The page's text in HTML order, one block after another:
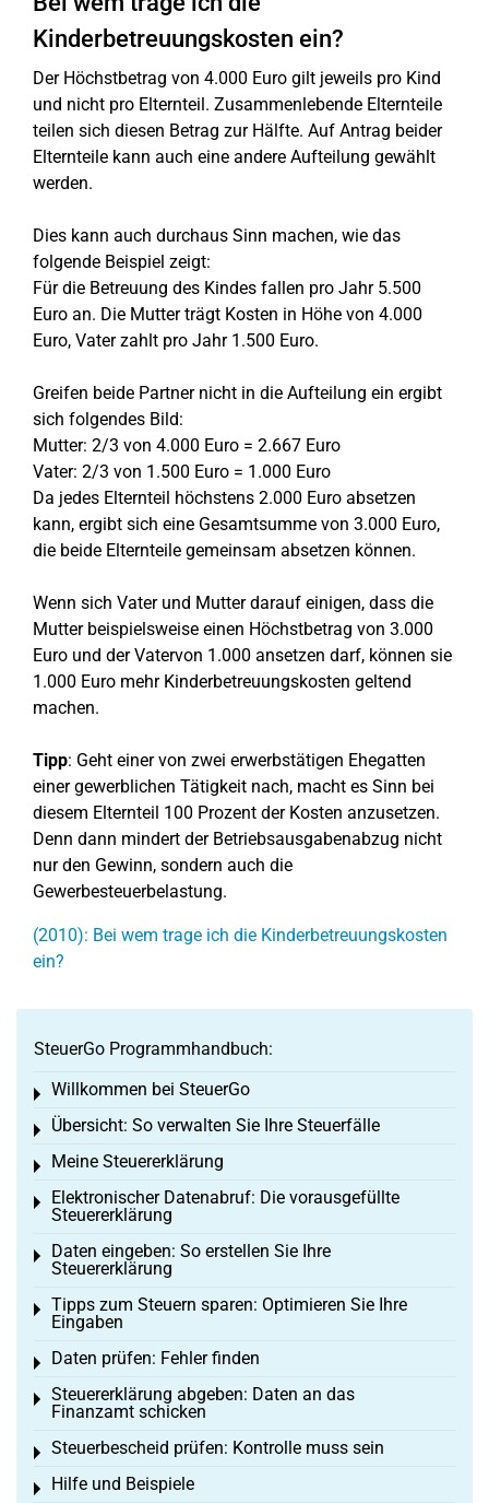
Kinderbetreuungskosten ein?
Der Höchstbetrag von 4.000 Euro gilt jeweils pro Kind
und nicht pro Elternteil. Zusammenlebende Elternteile
teilen sich diesen Betrag zur Hälfte. Auf Antrag beider
Elternteile kann auch eine andere Aufteilung gewählt
werden.
Dies kann auch durchaus Sinn machen, wie das
folgende Beispiel zeigt:
Für die Betreuung des Kindes fallen pro Jahr 5.500
Euro an. Die Mutter trägt Kosten in Höhe von 4.000
Euro, Vater zahlt pro Jahr 1.500 Euro.
Greifen beide Partner nicht in die Aufteilung ein ergibt
sich folgendes Bild:
Mutter: 2/3 von 4.000 Euro = 2.667 Euro
Vater: 2/3 von 1.500 Euro = 1.000 Euro
Da jedes Elternteil höchstens 2.000 Euro absetzen
kann, ergibt sich eine Gesamtsumme von 3.000 Euro,
die beide Elternteile gemeinsam absetzen können.
Wenn sich Vater und Mutter darauf einigen, dass die
Mutter beispielsweise einen Höchstbetrag von 3.000
Euro und der Vatervon 1.000 ansetzen darf, können sie
1.000 Euro mehr Kinderbetreuungskosten geltend
machen.
Tipp: Geht einer von zwei erwerbstätigen Ehegatten
einer gewerblichen Tätigkeit nach, macht es Sinn bei
diesem Elternteil 100 Prozent der Kosten anzusetzen.
Denn dann mindert der Betriebsausgabenabzug nicht
nur den Gewinn, sondern auch die
Gewerbesteuerbelastung.
(2010): Bei wem trage ich die Kinderbetreuungskosten
ein?
SteuerGo Programmhandbuch:
Willkommen bei SteuerGo
Toggle menu
Übersicht: So verwalten Sie Ihre Steuerfälle
Toggle menu
Meine Steuererklärung
Toggle menu
Elektronischer Datenabruf: Die vorausgefüllte
Steuererklärung
Toggle menu
Daten eingeben: So erstellen Sie Ihre
Steuererklärung
Toggle menu
Tipps zum Steuern sparen: Optimieren Sie Ihre
Eingaben
Toggle menu
Daten prüfen: Fehler finden
Toggle menu
Steuererklärung abgeben: Daten an das
Finanzamt schicken
Toggle menu
Steuerbescheid prüfen: Kontrolle muss sein
Toggle menu
Hilfe und Beispiele
Toggle menu